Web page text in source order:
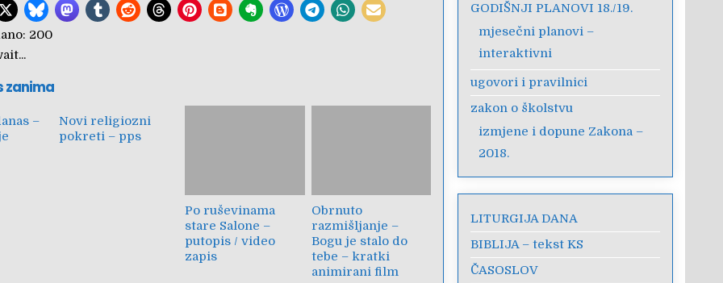
200
zanima
–
Novi religiozni
pokreti – pps
Po ruševinama
stare Salone –
putopis / video
zapis
Obrnuto
razmišljanje –
Bogu je stalo do
tebe – kratki
animirani film
GODIŠNJI PLANOVI 18./19.
mjesečni planovi –
interaktivni
ugovori i pravilnici
zakon o školstvu
izmjene i dopune Zakona –
2018.
LITURGIJA DANA
BIBLIJA – tekst KS
ČASOSLOV